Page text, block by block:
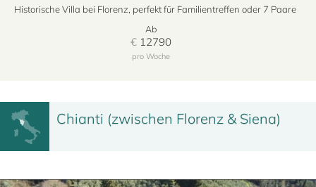
Historische Villa bei Florenz, perfekt für Familientreffen oder 7 Paare
Ab
€ 12790
pro Woche
Chianti (zwischen Florenz & Siena)